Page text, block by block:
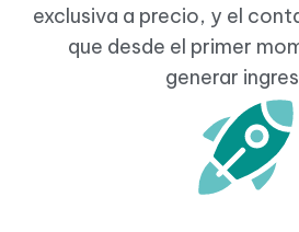
exclusiva a precio, y el
que desde el primer
generar